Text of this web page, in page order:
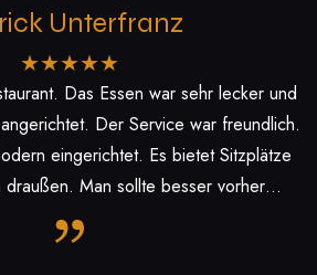
Unterfranz
Das Essen war sehr lecker und
Der Service war freundlich.
eingerichtet. Es bietet Sitzplätze
Man sollte besser vorher
befinden sich direkt entlang der
Straße.